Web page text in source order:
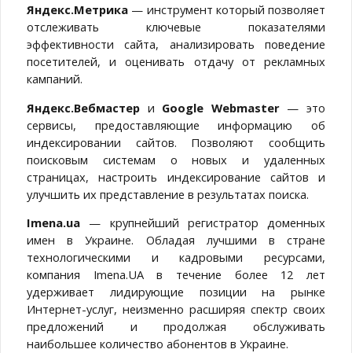
Яндекс.Метрика — инструмент который позволяет
отслеживать ключевые показателями
эффективности сайта, анализировать поведение
посетителей, и оценивать отдачу от рекламных
кампаний.
Яндекс.Вебмастер и Google Webmaster— это
сервисы, предоставляющие информацию об
индексировании сайтов. Позволяют сообщить
поисковым системам о новых и удаленных
страницах, настроить индексирование сайтов и
улучшить их представление в результатах поиска.
Imena.ua — крупнейший регистратор доменных
имен в Украине. Обладая лучшими в стране
технологическими и кадровыми ресурсами,
компания Imena.UA в течение более 12 лет
удерживает лидирующие позиции на рынке
Интернет-услуг, неизменно расширяя спектр своих
предложений и продолжая обслуживать
наибольшее количество абонентов в Украине.